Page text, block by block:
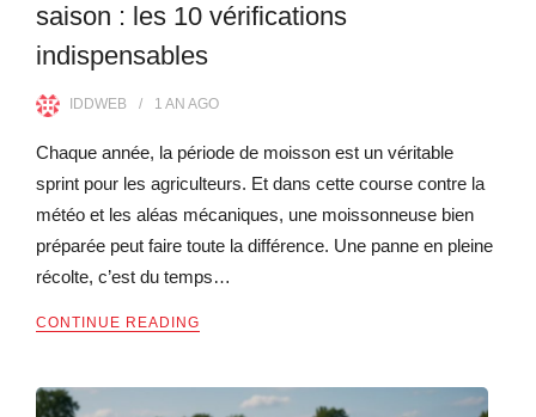
saison : les 10 vérifications
indispensables
IDDWEB 1 AN AGO
Chaque année, la période de moisson est un véritable
sprint pour les agriculteurs. Et dans cette course contre la
météo et les aléas mécaniques, une moissonneuse bien
préparée peut faire toute la différence. Une panne en pleine
récolte, c’est du temps…
CONTINUE READING